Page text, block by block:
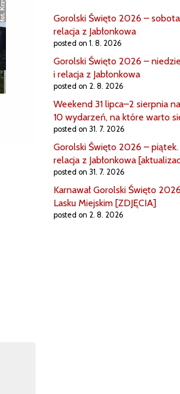
Gorolski Święto 2026 –
relacja z Jabłonkowa
posted on 1. 8. 2026
Gorolski Święto 2026 –
i relacja z Jabłonkowa
posted on 2. 8. 2026
Weekend 31 lipca–2 sierpnia
10 wydarzeń, na które warto
posted on 31. 7. 2026
Gorolski Święto 2026 – piątek.
relacja z Jabłonkowa
posted on 31. 7. 2026
Karnawał Gorolski Święto
Lasku Miejskim [ZDJĘCIA]
posted on 2. 8. 2026